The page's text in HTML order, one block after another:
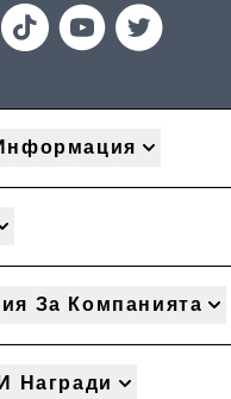
За Компанията
Награди